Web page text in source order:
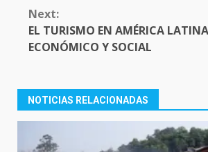
Next:
EL TURISMO EN AMÉRICA
ECONÓMICO Y SOCIAL
NOTICIAS RELACIONADAS